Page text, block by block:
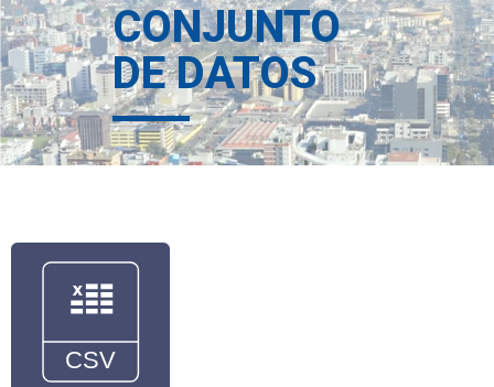
CONJUNTO
DE DATOS